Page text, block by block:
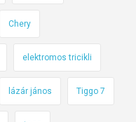
Chery
elektromos tricikli
lázár jános Tiggo 7